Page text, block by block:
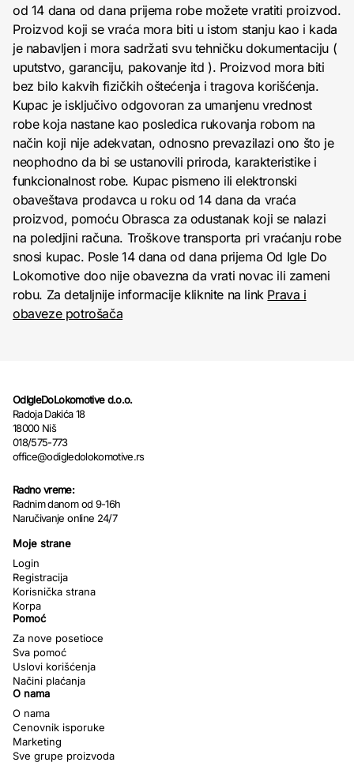
od 14 dana od dana prijema robe možete vratiti proizvod.
Proizvod koji se vraća mora biti u istom stanju kao i kada
je nabavljen i mora sadržati svu tehničku dokumentaciju (
uputstvo, garanciju, pakovanje itd ). Proizvod mora biti
bez bilo kakvih fizičkih oštećenja i tragova korišćenja.
Kupac je isključivo odgovoran za umanjenu vrednost
robe koja nastane kao posledica rukovanja robom na
način koji nije adekvatan, odnosno prevazilazi ono što je
neophodno da bi se ustanovili priroda, karakteristike i
funkcionalnost robe. Kupac pismeno ili elektronski
obaveštava prodavca u roku od 14 dana da vraća
proizvod, pomoću Obrasca za odustanak koji se nalazi
na poledjini računa. Troškove transporta pri vraćanju robe
snosi kupac. Posle 14 dana od dana prijema Od Igle Do
Lokomotive doo nije obavezna da vrati novac ili zameni
robu. Za detaljnije informacije kliknite na link Prava i
obaveze potrošača
OdIgleDoLokomotive d.o.o.
Radoja Dakića 18
18000 Niš
018/575-773
office@odigledolokomotive.rs
Radno vreme:
Radnim danom od 9-16h
Naručivanje online 24/7
Moje strane
Login
Registracija
Korisnička strana
Korpa
Pomoć
Za nove posetioce
Sva pomoć
Uslovi korišćenja
Načini plaćanja
O nama
O nama
Cenovnik isporuke
Marketing
Sve grupe proizvoda